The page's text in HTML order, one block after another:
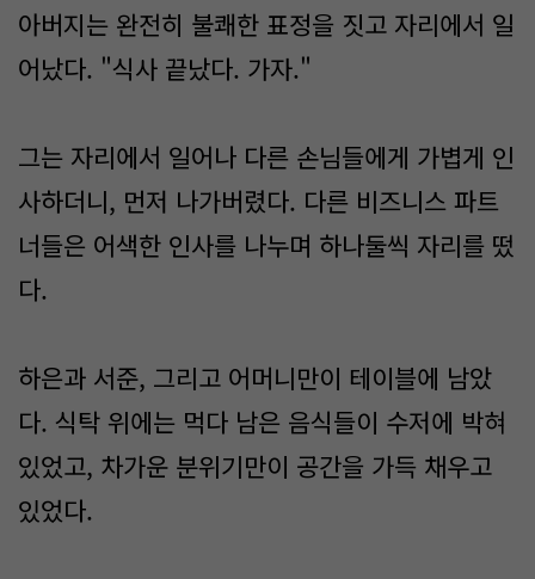
아버지는 완전히 불쾌한 표정을 짓고 자리에서 일
어났다. "식사 끝났다. 가자."
그는 자리에서 일어나 다른 손님들에게 가볍게 인
사하더니, 먼저 나가버렸다. 다른 비즈니스 파트
너들은 어색한 인사를 나누며 하나둘씩 자리를 떴
다.
하은과 서준, 그리고 어머니만이 테이블에 남았
다. 식탁 위에는 먹다 남은 음식들이 수저에 박혀
있었고, 차가운 분위기만이 공간을 가득 채우고
있었다.